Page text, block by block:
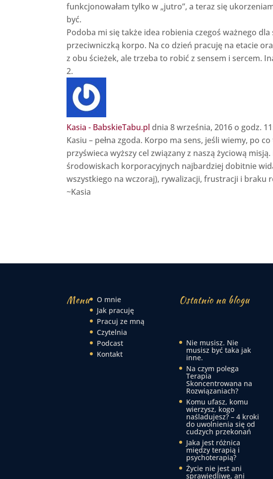
funkcjonowałam tylko w „jutro”, a teraz się
być.
Podoba mi się także idea robienia czegoś ważnego
przeciwniczką korpo. Na co dzień pracuję na etacie
z obu ścieżek, ale trzeba to robić z sensem i sercem.
Kasia - BabskieTabu.pl dnia 8 września, 2016 o godz.
Kasiu – pełna zgoda. Korpo ma sens, jeśli wiemy, po
przyświeca wyższy cel związany z naszą życiową
środowiskach korporacyjnych najbardziej dobitnie
wszystkiego na wczoraj), rywalizacji, frustracji i braku
~Kasia
Menu
O mnie
Jak pracuję
Pracuj ze mną
Czytelnia
Podcast
Kontakt
Ostatnio na blogu
Nie musisz. Nie
musisz być taka jak
inne.
Na czym polega
Terapia
Skoncentrowana na
Rozwiązaniach?
Komu ufasz, komu
wierzysz, kogo
naśladujesz? – 4 kroki
do uwolnienia się od
cudzych przekonań
Jaka jest różnica
między terapią i
psychoterapią?
Życie nie jest ani
sprawiedliwe, ani